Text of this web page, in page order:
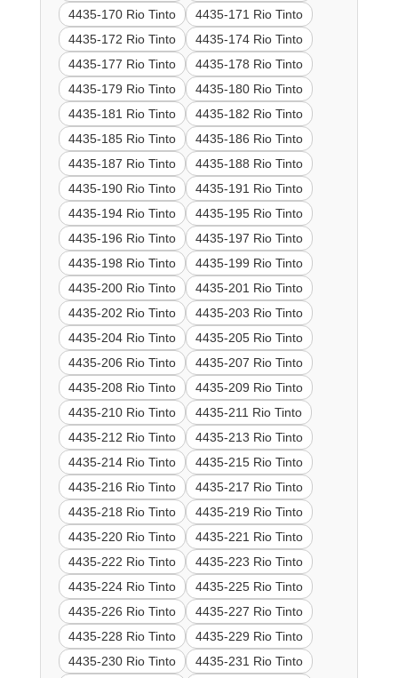
4435-170 Rio Tinto
4435-171 Rio Tinto
4435-172 Rio Tinto
4435-174 Rio Tinto
4435-177 Rio Tinto
4435-178 Rio Tinto
4435-179 Rio Tinto
4435-180 Rio Tinto
4435-181 Rio Tinto
4435-182 Rio Tinto
4435-185 Rio Tinto
4435-186 Rio Tinto
4435-187 Rio Tinto
4435-188 Rio Tinto
4435-190 Rio Tinto
4435-191 Rio Tinto
4435-194 Rio Tinto
4435-195 Rio Tinto
4435-196 Rio Tinto
4435-197 Rio Tinto
4435-198 Rio Tinto
4435-199 Rio Tinto
4435-200 Rio Tinto
4435-201 Rio Tinto
4435-202 Rio Tinto
4435-203 Rio Tinto
4435-204 Rio Tinto
4435-205 Rio Tinto
4435-206 Rio Tinto
4435-207 Rio Tinto
4435-208 Rio Tinto
4435-209 Rio Tinto
4435-210 Rio Tinto
4435-211 Rio Tinto
4435-212 Rio Tinto
4435-213 Rio Tinto
4435-214 Rio Tinto
4435-215 Rio Tinto
4435-216 Rio Tinto
4435-217 Rio Tinto
4435-218 Rio Tinto
4435-219 Rio Tinto
4435-220 Rio Tinto
4435-221 Rio Tinto
4435-222 Rio Tinto
4435-223 Rio Tinto
4435-224 Rio Tinto
4435-225 Rio Tinto
4435-226 Rio Tinto
4435-227 Rio Tinto
4435-228 Rio Tinto
4435-229 Rio Tinto
4435-230 Rio Tinto
4435-231 Rio Tinto